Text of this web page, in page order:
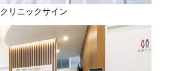
クリニックサイン